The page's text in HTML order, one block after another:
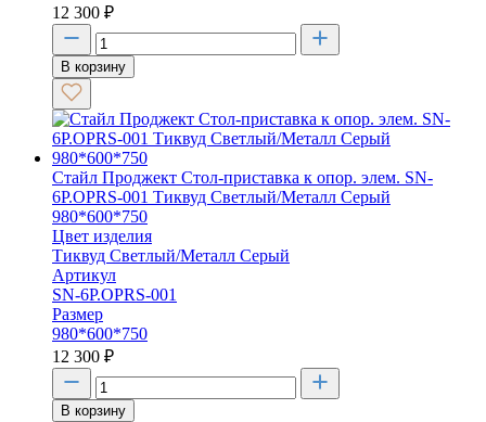
12 300 ₽
В корзину
Стайл Проджект Стол-приставка к опор. элем. SN-
6P.OPRS-001 Тиквуд Светлый/Металл Серый
980*600*750
Цвет изделия
Тиквуд Светлый/Металл Серый
Артикул
SN-6P.OPRS-001
Размер
980*600*750
12 300 ₽
В корзину